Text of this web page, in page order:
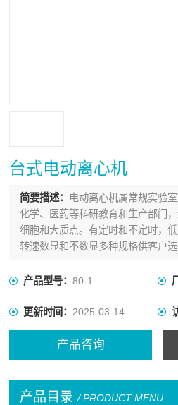
台式电动离心机
简要描述：
电动离心机属常规实验
化学、医药等科研教育和生产部门
细胞和大质点。有定时和不定时，
转速数显和不数显多种规格供客户选
产品型号：80-1
更新时间：2025-03-14
产品咨询
产品目录 / PRODUCT MENU